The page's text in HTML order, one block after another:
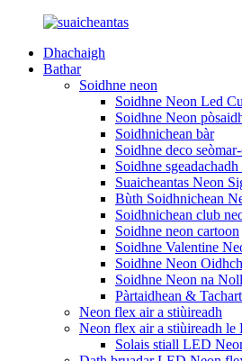
Dhachaigh
Bathar
Soidhne neon
Soidhne Neon Led
Soidhne Neon
Soidhnichean bàr
Soidhne deco
Soidhne
Suaicheantas Neon
Bùth Soidhnichean
Soidhnichean club
Soidhne neon cartoon
Soidhne Valentine
Soidhne Neon
Soidhne Neon na
Pàrtaidhean &
Neon flex air a stiùireadh
Neon flex air a stiùireadh le
Solais stiall LED